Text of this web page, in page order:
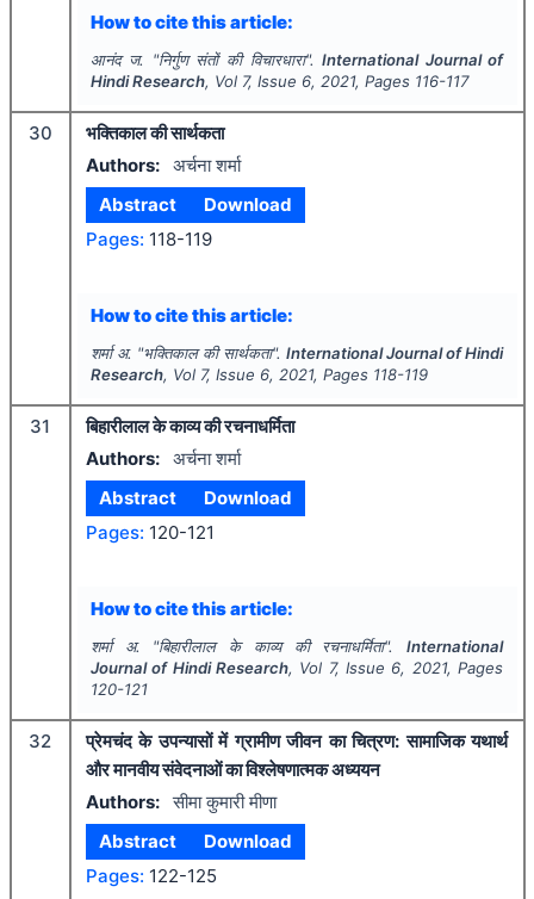
How to cite this article:
आनंद ज. "निर्गुण संतों की विचारधारा".International Journal of
Hindi Research, Vol 7, Issue 6, 2021, Pages 116-117
30
भक्तिकाल की सार्थकता
Authors: अर्चना शर्मा
Abstract
Download
Pages: 118-119
How to cite this article:
शर्मा अ. "भक्तिकाल की सार्थकता".International Journal of Hindi
Research, Vol 7, Issue 6, 2021, Pages 118-119
31
बिहारीलाल के काव्य की रचनाधर्मिता
Authors: अर्चना शर्मा
Abstract
Download
Pages: 120-121
How to cite this article:
शर्मा अ. "बिहारीलाल के काव्य की रचनाधर्मिता".International
Journal of Hindi Research, Vol 7, Issue 6, 2021, Pages
120-121
32
प्रेमचंद के उपन्यासों में ग्रामीण जीवन का चित्रण: सामाजिक यथार्थ
और मानवीय संवेदनाओं का विश्लेषणात्मक अध्ययन
Authors: सीमा कुमारी मीणा
Abstract
Download
Pages: 122-125